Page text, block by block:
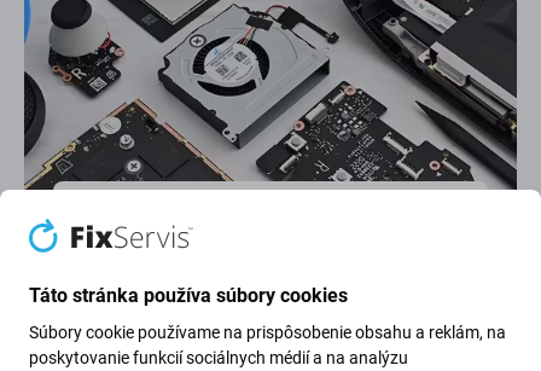
Najlepšie hodnotenie na
Prečo si vybraťFixServis?
Táto stránka používa súbory cookies
Súbory cookie používame na prispôsobenie obsahu a reklám, na
poskytovanie funkcií sociálnych médií a na analýzu